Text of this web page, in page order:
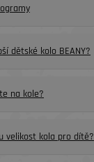
dětské kolo BEANY?
na kole?
velikost kola pro dítě?